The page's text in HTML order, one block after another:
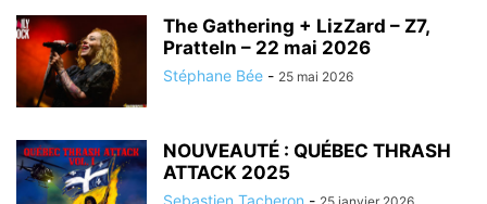
The Gathering + LizZard – Z7,
Pratteln – 22 mai 2026
Stéphane Bée - 25 mai 2026
NOUVEAUTÉ : QUÉBEC THRASH
ATTACK 2025
Sebastien Tacheron -